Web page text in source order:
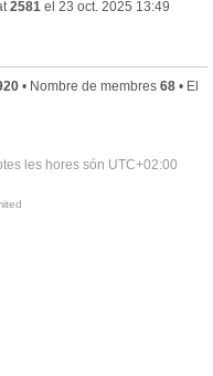
2581 el 23 oct. 2025 13:49
• Nombre de membres 68 • El
les hores són UTC+02:00